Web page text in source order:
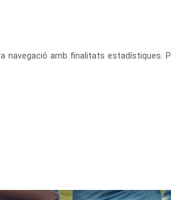
navegació amb finalitats estadístiques.